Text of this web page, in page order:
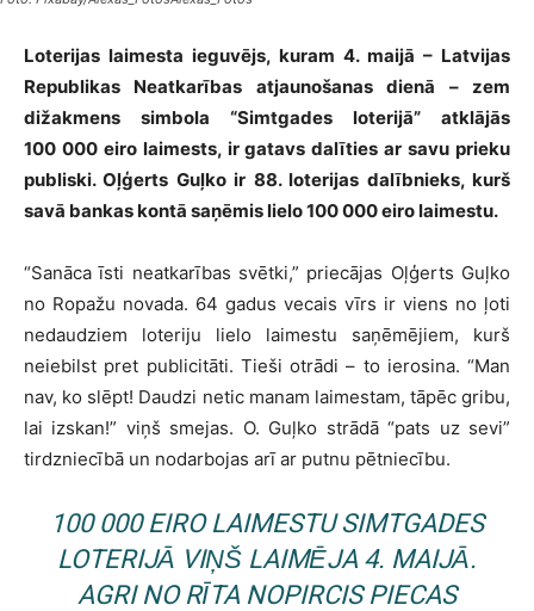
Loterijas laimesta ieguvējs, kuram 4. maijā – Latvijas
Republikas Neatkarības atjaunošanas dienā – zem
dižakmens simbola “Simtgades loterijā” atklājās
100 000 eiro laimests, ir gatavs dalīties ar savu prieku
publiski. Oļģerts Guļko ir 88. loterijas dalībnieks, kurš
savā bankas kontā saņēmis lielo 100 000 eiro laimestu.
“Sanāca īsti neatkarības svētki,” priecājas Oļģerts Guļko
no Ropažu novada. 64 gadus vecais vīrs ir viens no ļoti
nedaudziem loteriju lielo laimestu saņēmējiem, kurš
neiebilst pret publicitāti. Tieši otrādi – to ierosina. “Man
nav, ko slēpt! Daudzi netic manam laimestam, tāpēc gribu,
lai izskan!” viņš smejas. O. Guļko strādā “pats uz sevi”
tirdzniecībā un nodarbojas arī ar putnu pētniecību.
100 000 EIRO LAIMESTU SIMTGADES
LOTERIJĀ VIŅŠ LAIMĒJA 4. MAIJĀ.
AGRI NO RĪTA NOPIRCIS PIECAS